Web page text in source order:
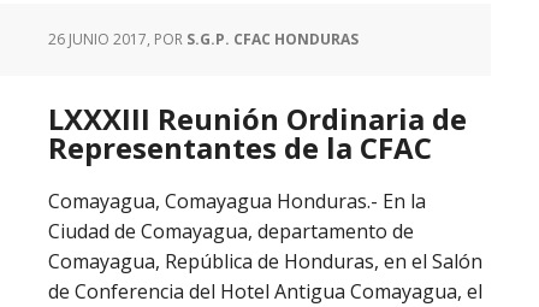
26 JUNIO 2017, POR S.G.P. CFAC HONDURAS
LXXXIII Reunión Ordinaria de
Representantes de la CFAC
Comayagua, Comayagua Honduras.- En la
Ciudad de Comayagua, departamento de
Comayagua, República de Honduras, en el Salón
de Conferencia del Hotel Antigua Comayagua, el